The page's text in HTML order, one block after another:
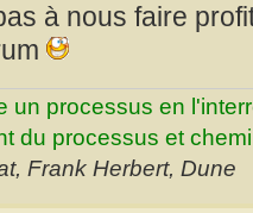
à nous faire
un processus en
du processus et
Frank Herbert, Dune